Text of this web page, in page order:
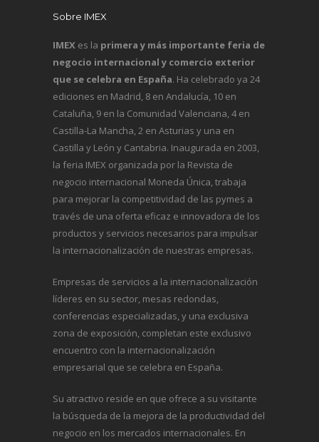
Sobre IMEX
IMEX es la primera y más importante feria de
negocio internacional y comercio exterior
que se celebra en España. Ha celebrado ya 24
ediciones en Madrid, 8 en Andalucía, 10 en
Cataluña, 9 en la Comunidad Valenciana, 4 en
Castilla-La Mancha, 2 en Asturias y una en
Castilla y León y Cantabria. Inaugurada en 2003,
la feria IMEX organizada por la Revista de
negocio internacional Moneda Única, trabaja
para mejorar la competitividad de las pymes a
través de una oferta eficaz e innovadora de los
productos y servicios necesarios para impulsar
la internacionalización de nuestras empresas.
Empresas de servicios a la internacionalización
líderes en su sector, mesas redondas,
conferencias especializadas, y una exclusiva
zona de exposición, completan este exclusivo
encuentro con la internacionalización
empresarial que se celebra en España.
Su atractivo reside en que ofrece a su visitante
la búsqueda de la mejora de la productividad del
negocio en los mercados internacionales. En